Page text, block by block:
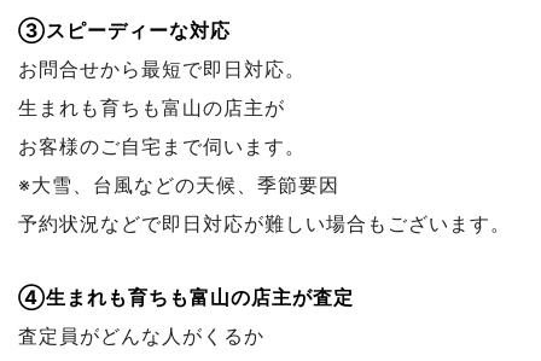
③スピーディーな対応
お問合せから最短で即日対応。
生まれも育ちも富山の店主が
お客様のご自宅まで伺います。
※大雪、台風などの天候、季節要因
予約状況などで即日対応が難しい場合もございます。
④生まれも育ちも富山の店主が査定
査定員がどんな人がくるか